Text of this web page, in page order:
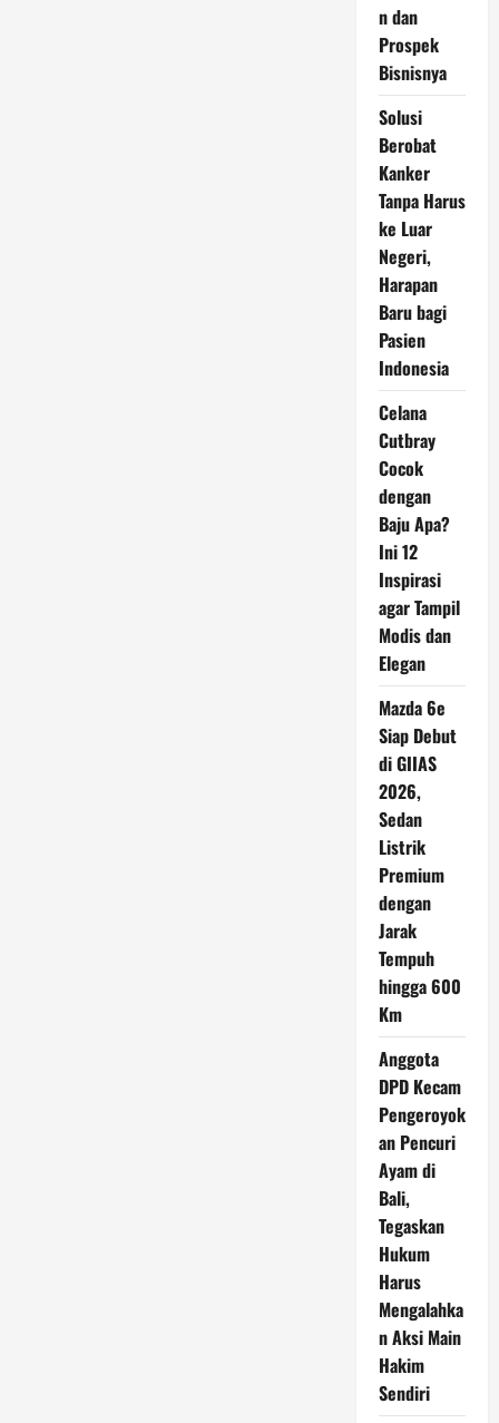
n dan
Prospek
Bisnisnya
Solusi
Berobat
Kanker
Tanpa Harus
ke Luar
Negeri,
Harapan
Baru bagi
Pasien
Indonesia
Celana
Cutbray
Cocok
dengan
Baju Apa?
Ini 12
Inspirasi
agar Tampil
Modis dan
Elegan
Mazda 6e
Siap Debut
di GIIAS
2026,
Sedan
Listrik
Premium
dengan
Jarak
Tempuh
hingga 600
Km
Anggota
DPD Kecam
Pengeroyok
an Pencuri
Ayam di
Bali,
Tegaskan
Hukum
Harus
Mengalahka
n Aksi Main
Hakim
Sendiri